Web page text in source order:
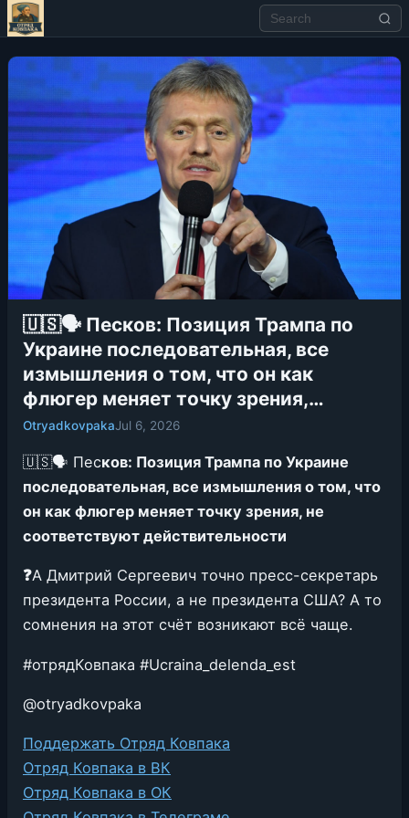
🇺🇸🗣 Песков: Позиция Трампа по
Украине последовательная, все
измышления о том, что он как
флюгер меняет точку зрения,…
OtryadkovpakaJul 6, 2026
🇺🇸🗣 Песков: Позиция Трампа по Украине
последовательная, все измышления о том, что
он как флюгер меняет точку зрения, не
соответствуют действительности
❓А Дмитрий Сергеевич точно пресс-секретарь
президента России, а не президента США? А то
сомнения на этот счёт возникают всё чаще.
#отрядКовпака #Ucraina_delenda_est
@otryadkovpaka
Поддержать Отряд Ковпака
Отряд Ковпака в ВК
Отряд Ковпака в ОК